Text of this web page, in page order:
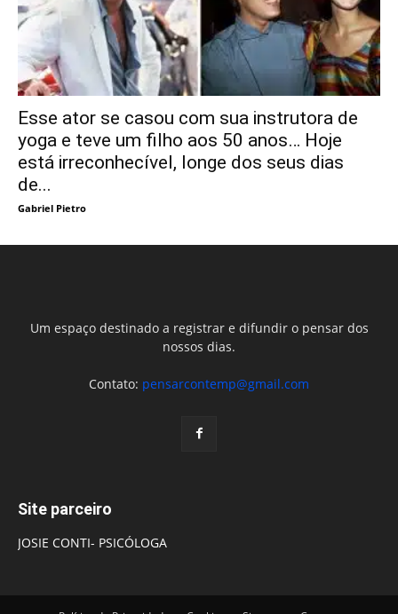
Esse ator se casou com sua instrutora de
yoga e teve um filho aos 50 anos… Hoje
está irreconhecível, longe dos seus dias
de...
Gabriel Pietro
Um espaço destinado a registrar e difundir o pensar dos
nossos dias.
Contato: pensarcontemp@gmail.com
Site parceiro
JOSIE CONTI- PSICÓLOGA